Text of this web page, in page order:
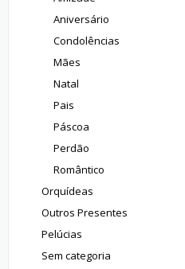
Aniversário
Condolências
Mães
Natal
Pais
Páscoa
Perdão
Romântico
Orquídeas
Outros Presentes
Pelúcias
Sem categoria